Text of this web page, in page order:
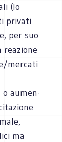
(lo
pri­vati
per suo
mercati
o aumen­
ma